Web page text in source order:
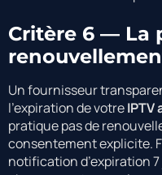
Critère 6 — La
Un fournisseur
l’expiration de votreIPTV
pratique pas de
consentement explicite.
notification d’expiration